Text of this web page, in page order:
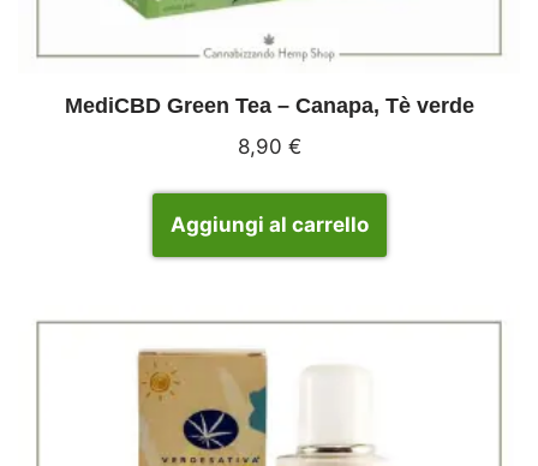
MediCBD Green Tea – Canapa, Tè verde
8,90 €
Aggiungi al carrello